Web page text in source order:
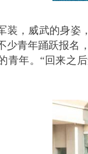
装，威武的身姿
少青年踊跃报名
青年。“回来之